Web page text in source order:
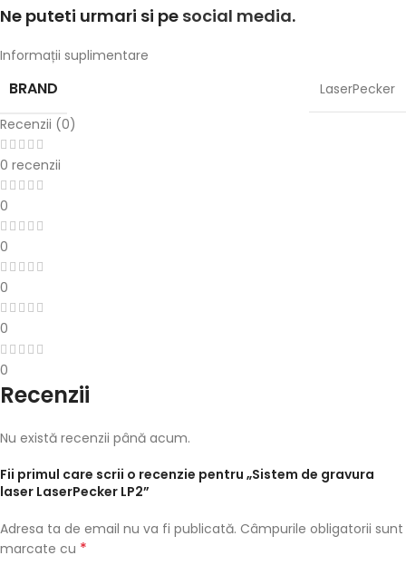
Ne puteti urmari si pe social media.
Informații suplimentare
BRAND
LaserPecker
Recenzii (0)
0 recenzii
0
0
0
0
0
Recenzii
Nu există recenzii până acum.
Fii primul care scrii o recenzie pentru „Sistem de gravura
laser LaserPecker LP2”
Adresa ta de email nu va fi publicată. Câmpurile obligatorii sunt
marcate cu *